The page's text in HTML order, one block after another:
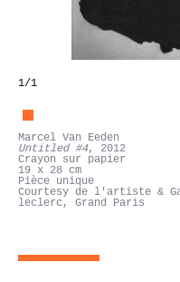
1/1
Marcel Van Eeden
Untitled #4, 2012
Crayon sur papier
19 x 28 cm
Pièce unique
Courtesy de l'artiste &
leclerc, Grand Paris